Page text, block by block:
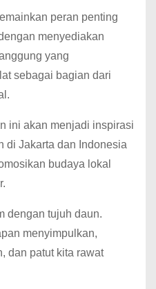
peran penting
menyediakan
yang
sebagai bagian dari
ini akan menjadi inspirasi
di Jakarta dan Indonesia
budaya lokal
dengan tujuh daun.
menyimpulkan,
dan patut kita rawat